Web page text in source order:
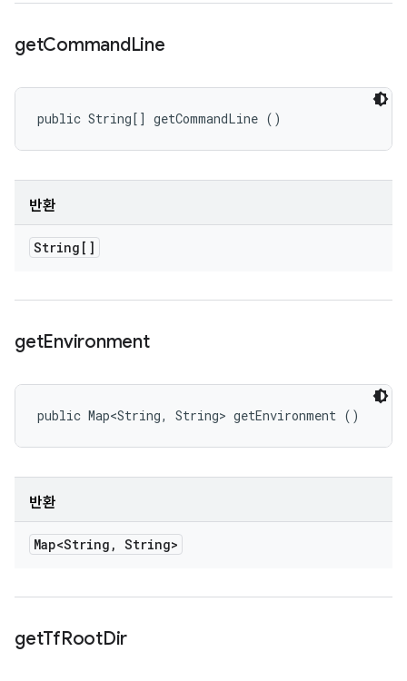
getCommandLine
public String[] getCommandLine ()
반환
String[]
getEnvironment
public Map<String, String> getEnvironment ()
반환
Map<String , String>
getTfRootDir